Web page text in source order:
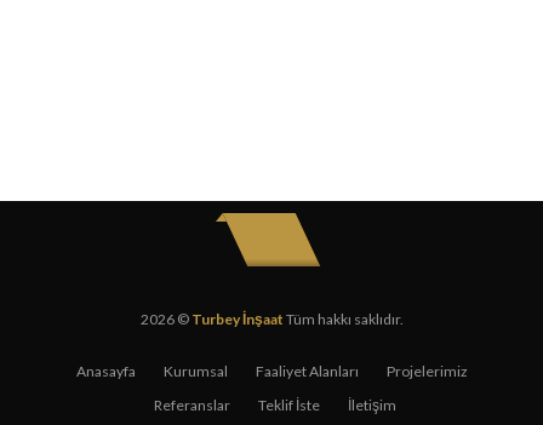
2026 © Turbey İnşaat Tüm hakkı saklıdır.
Anasayfa Kurumsal Faaliyet Alanları
Projelerimiz
Referanslar
Teklif İste İletişim